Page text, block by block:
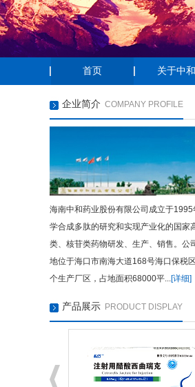
首页 关于中和
企业简介 COMPANY PROFILE
海南中和药业股份有限公司成立于
学合成多肽的研究和实现产业化的国家
类、核苷类药物研发、生产、销售。公
地位于海口市南海大道168号海口保税
个生产厂区，占地面积68000平...[详细]
产品展示 PRODUCT DISPLAY